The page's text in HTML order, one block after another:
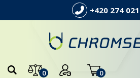
+420 274
0 0